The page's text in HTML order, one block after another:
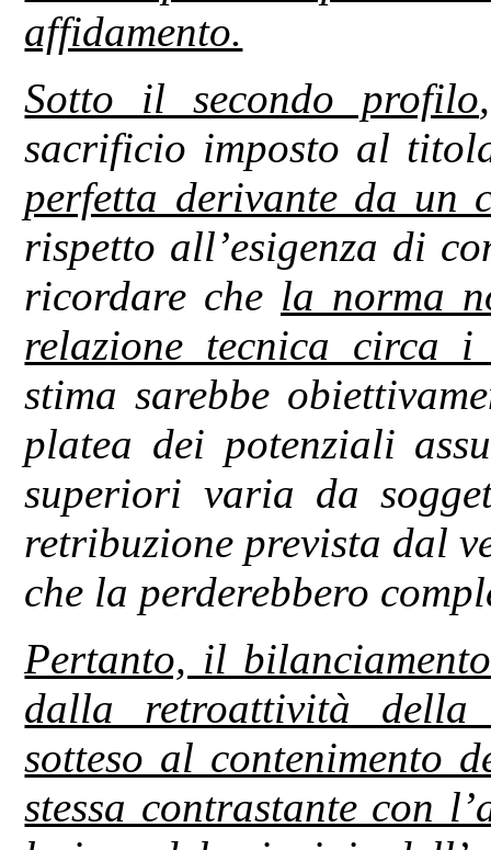
affidamento.
Sotto il secondo profilo
sacrificio imposto al
perfetta derivante da un
rispetto all’esigenza di
ricordare che la norma
relazione tecnica circa
stima sarebbe
platea dei potenziali
superiori varia da
retribuzione prevista dal
che la perderebbero
Pertanto, il
dalla retroattività della
sotteso al contenimento
stessa contrastante con